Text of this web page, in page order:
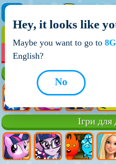
НОВІ ІГРИ
Ігри для
Hey, it looks like
Maybe you want to go to
English?
No